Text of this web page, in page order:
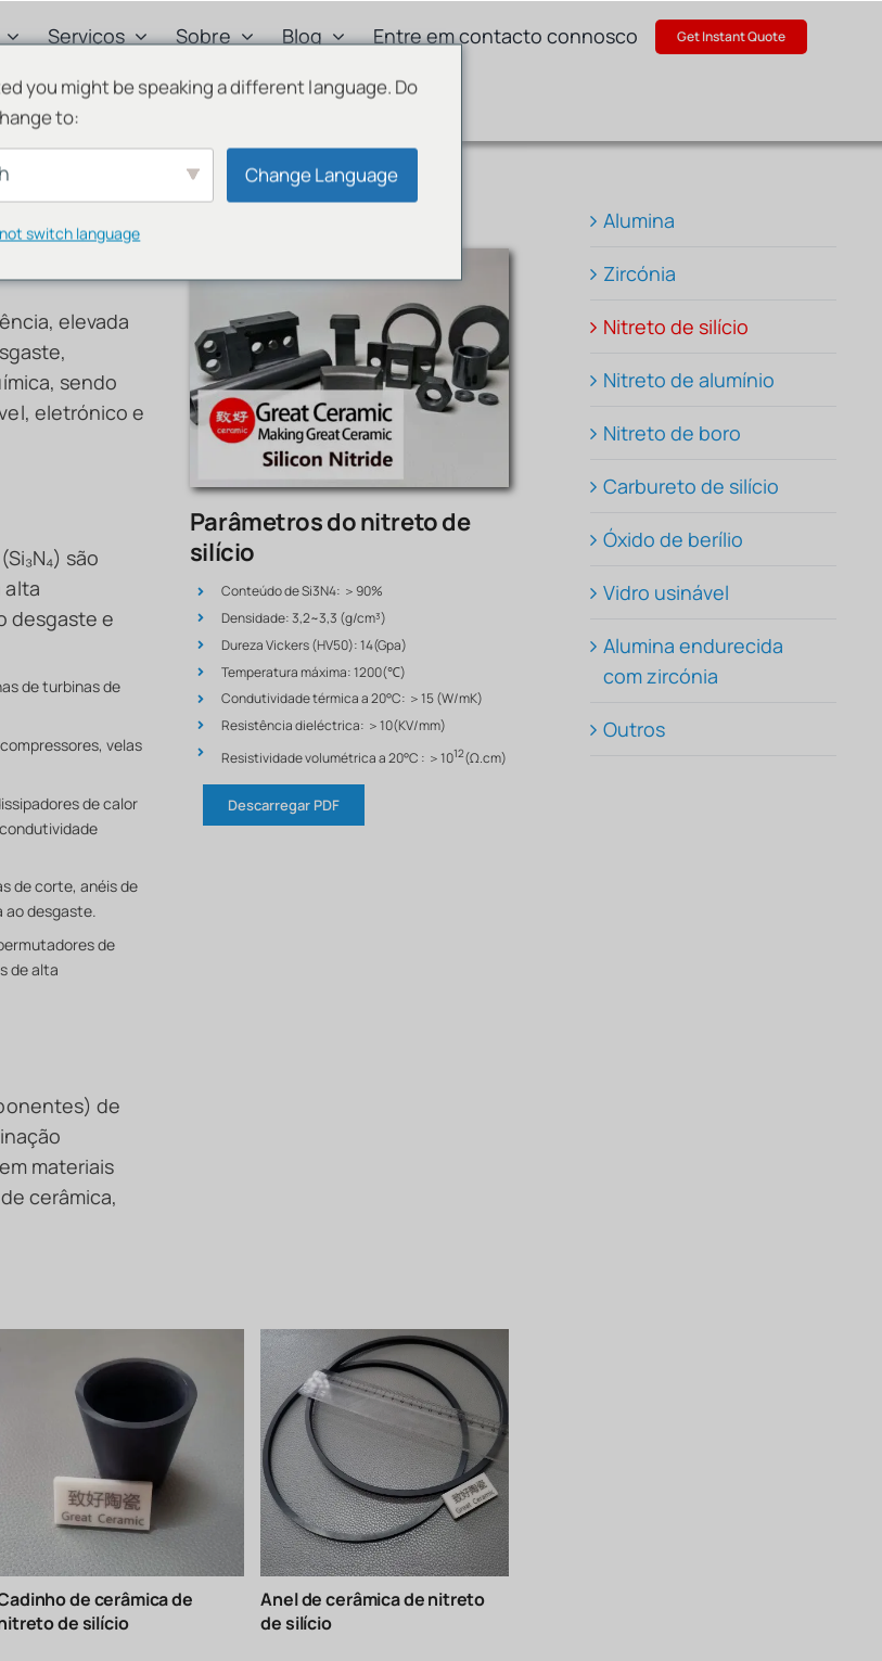
Serviços Sobre Blog Entre em contacto connosco Get Instant Quote
Português
Deutsch
Français
한국어
日本語
Türkçe
Polski
Italiano
elevada
sendo
eletrónico e
são
alta
desgaste e
de turbinas de
velas
de calor
de corte, anéis de
ao desgaste.
de
de alta
de
materiais
cerâmica,
Parâmetros do nitreto de
silício
Conteúdo de Si3N4: ＞90%
Densidade: 3,2~3,3 (g/cm³)
Dureza Vickers (HV50): 14(Gpa)
Temperatura máxima: 1200(℃)
Condutividade térmica a 20°C: ＞15 (W/mK)
Resistência dieléctrica: ＞10(KV/mm)
Resistividade volumétrica a 20°C : ＞1012(Ω.cm)
Descarregar PDF
de cerâmica de
de silício
Anel de cerâmica de nitreto
de silício
Alumina
Zircónia
Nitreto de silício
Nitreto de alumínio
Nitreto de boro
Carbureto de silício
Óxido de berílio
Vidro usinável
Alumina endurecida
com zircónia
Outros
you might be speaking a different language. Do
to:
Change Language
switch language